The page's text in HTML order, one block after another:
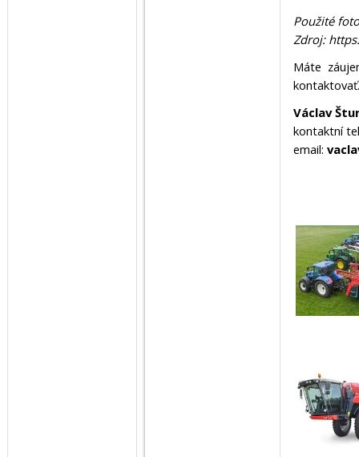
Použité
Zdroj:
Máte
kontaktovať.
Václav
kontaktní
email: